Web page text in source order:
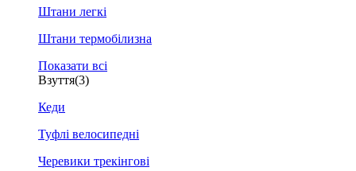
Штани легкі
Штани термобілизна
Показати всі
Взуття(3)
Кеди
Туфлі велосипедні
Черевики трекінгові